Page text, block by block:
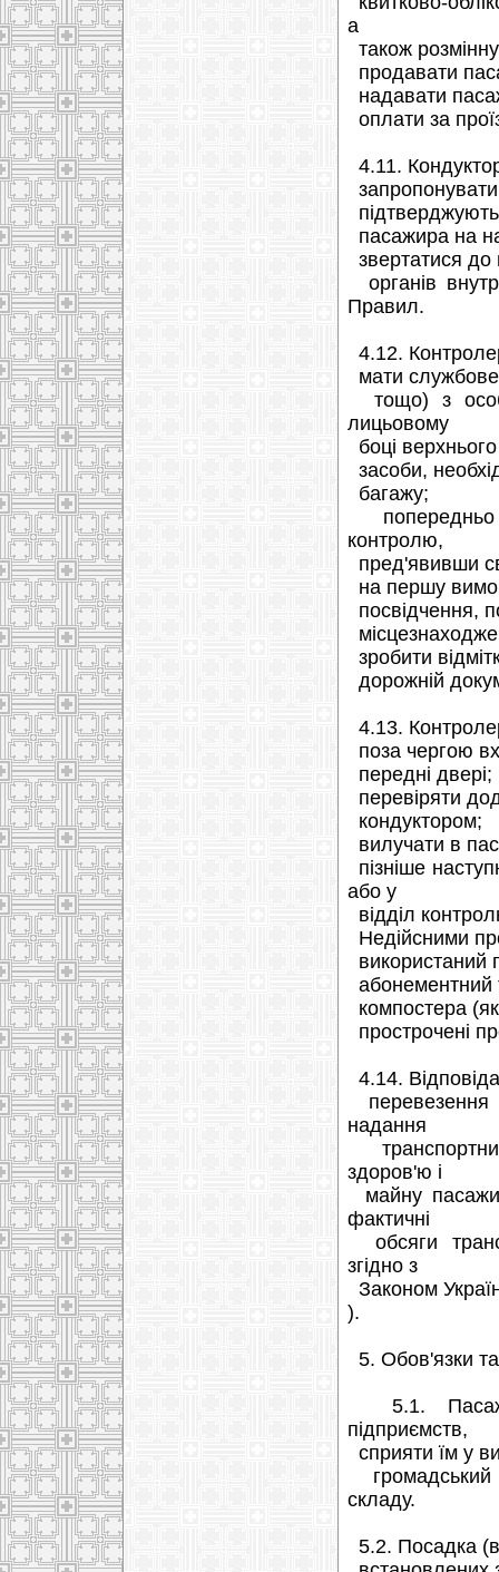
а
також
продавати
надавати
оплати за
4.11.
пасажира на
звертатися до
органів
Правил.
4.12.
мати службове
тощо) з
лицьовому
боці
засоби,
багажу;
попередньо
контролю,
пред'явивши
на першу
посвідчення,
зробити
дорожній
4.13.
поза чергою
передні двері;
перевіряти
кондуктором;
вилучати в
пізніше
або у
відділ
Недійсними
використаний
абонементний
компостера
прострочені
4.14.
перевезення
надання
здоров'ю і
майну
фактичні
обсяги
згідно з
Законом
).
5. Обов'язки
5.1.
підприємств,
сприяти їм у
громадський
складу.
5.2. Посадка